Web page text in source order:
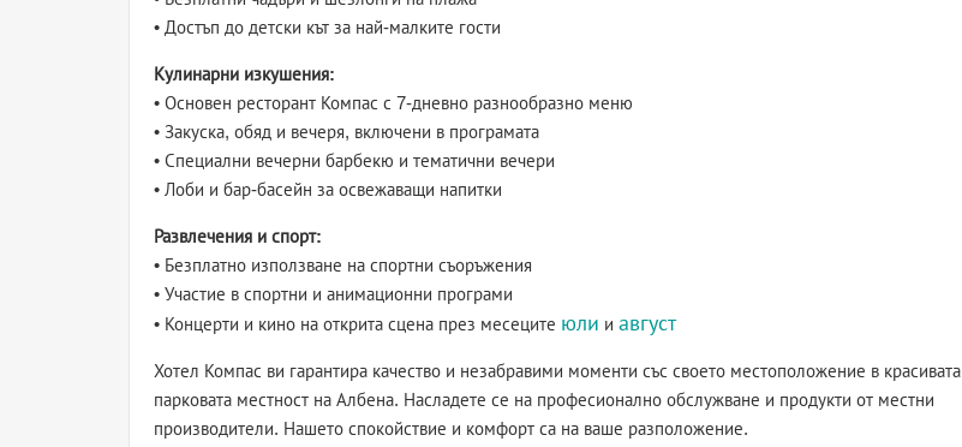
• Достъп до детски кът за най-малките гости
Кулинарни изкушения:
• Основен ресторант Компас с 7-дневно разнообразно меню
• Закуска, обяд и вечеря, включени в програмата
• Специални вечерни барбекю и тематични вечери
• Лоби и бар-басейн за освежаващи напитки
Развлечения и спорт:
• Безплатно използване на спортни съоръжения
• Участие в спортни и анимационни програми
• Концерти и кино на открита сцена през месеците юли и август
Хотел Компас ви гарантира качество и незабравими моменти със своето местоположение в красивата
парковата местност на Албена. Насладете се на професионално обслужване и продукти от местни
производители. Нашето спокойствие и комфорт са на ваше разположение.